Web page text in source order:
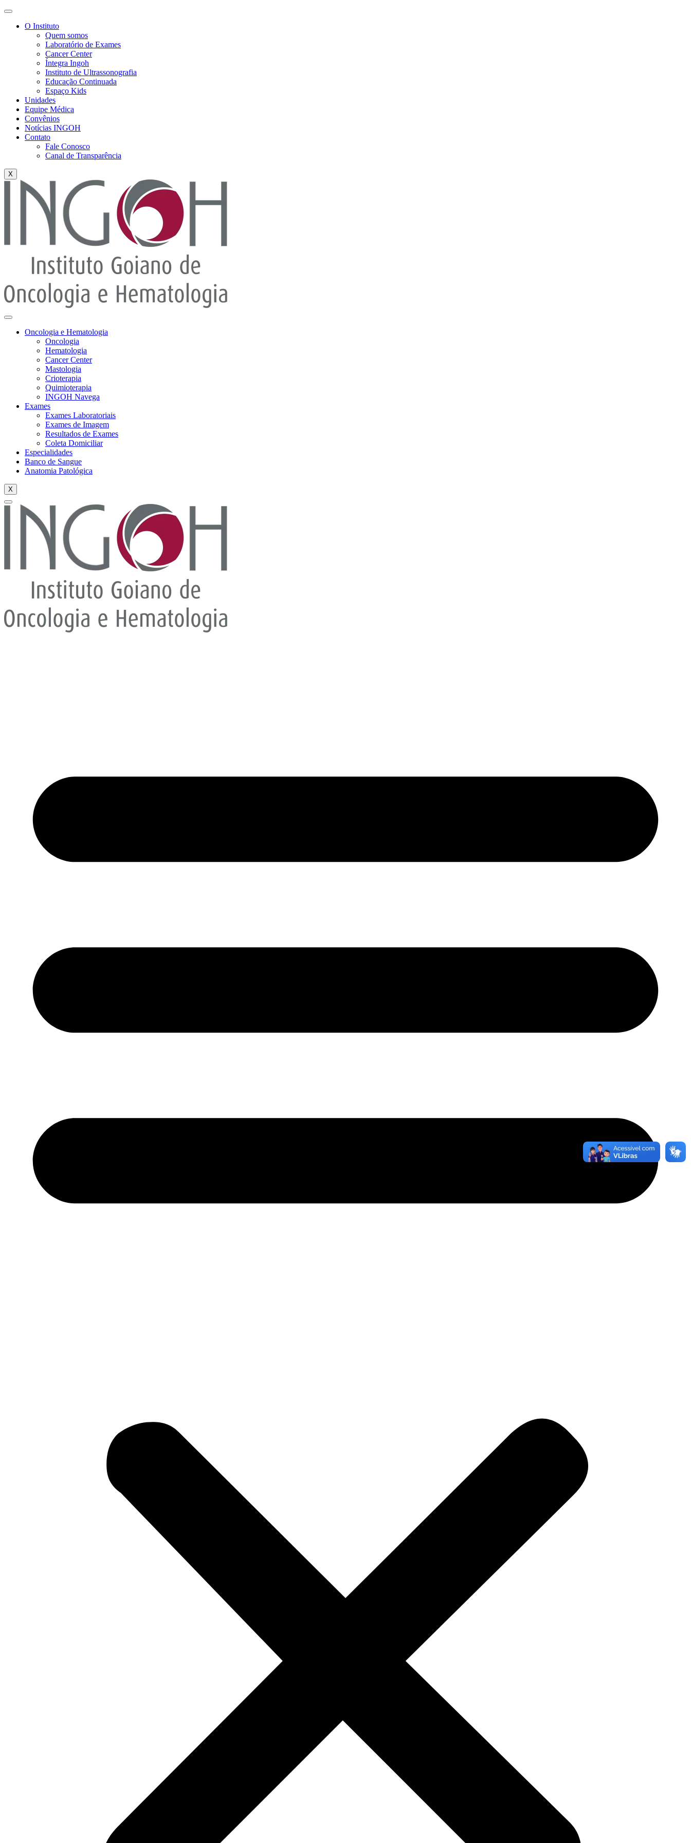
O Instituto
Quem somos
Laboratório de Exames
Cancer Center
Íntegra Ingoh
Instituto de Ultrassonografia
Educação Continuada
Espaço Kids
Unidades
Equipe Médica
Convênios
Notícias INGOH
Contato
Fale Conosco
Canal de Transparência
X
Oncologia e Hematologia
Oncologia
Hematologia
Cancer Center
Mastologia
Crioterapia
Quimioterapia
INGOH Navega
Exames
Exames Laboratoriais
Exames de Imagem
Resultados de Exames
Coleta Domiciliar
Especialidades
Banco de Sangue
Anatomia Patológica
X